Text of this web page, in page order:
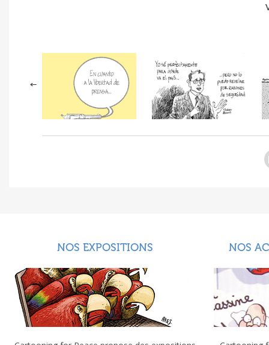
NOS EXPOSITIONS NOS